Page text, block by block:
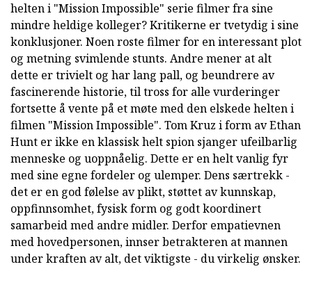
helten i "Mission Impossible" serie filmer fra sine
mindre heldige kolleger? Kritikerne er tvetydig i sine
konklusjoner. Noen roste filmer for en interessant plot
og metning svimlende stunts. Andre mener at alt
dette er trivielt og har lang pall, og beundrere av
fascinerende historie, til tross for alle vurderinger
fortsette å vente på et møte med den elskede helten i
filmen "Mission Impossible". Tom Kruz i form av Ethan
Hunt er ikke en klassisk helt spion sjanger ufeilbarlig
menneske og uoppnåelig. Dette er en helt vanlig fyr
med sine egne fordeler og ulemper. Dens særtrekk -
det er en god følelse av plikt, støttet av kunnskap,
oppfinnsomhet, fysisk form og godt koordinert
samarbeid med andre midler. Derfor empatievnen
med hovedpersonen, innser betrakteren at mannen
under kraften av alt, det viktigste - du virkelig ønsker.